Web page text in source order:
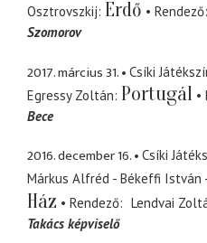
Osztrovszkij Erdő Rendező
Szomorov
2017. március 31.
Csíki
Egressy Zoltán Portugál
Bece
2016. december 16.
Csíki
Márkus Alfréd - Békeffi István
Ház
Rendező
Lendvai
Takács képviselő